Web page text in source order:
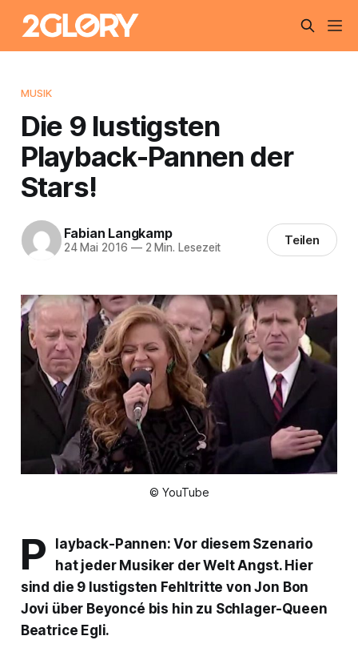
MUSIK
Die 9 lustigsten
Playback-Pannen der
Stars!
Fabian Langkamp
24 Mai 2016 —2 Min. Lesezeit Teilen
© YouTube
P
layback-Pannen: Vor diesem Szenario
hat jeder Musiker der Welt Angst. Hier
sind die 9 lustigsten Fehltritte von Jon Bon
Jovi über Beyoncé bis hin zu Schlager-Queen
Beatrice Egli.